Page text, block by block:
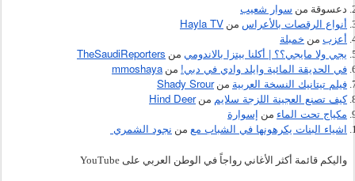
دعسوقة من سوار شعيب
أنواع الرقصات بالأعراس من Hayla TV
أعزب من خمبلة
يجي ولا مايجي؟؟ | أكلنا بيتزا بالاندومي من TheSaudiReporters
في الحديقة المائية وايلد وادي في دبي! من mmoshaya
فيلم تيتانيك النسخة العربية من Shady Srour
كيف تصنع العجينة اللزجة سلايم من Hind Deer
مكياج تحت الماء من إسوارة
اشياء البنات يكرهونها في الشباب مع من نجود الشمري
واليكم قائمة أكثر الأغاني رواجاً في الوطن العربي على YouTube